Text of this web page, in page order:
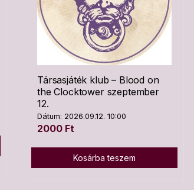
Társasjáték klub – Blood on
the Clocktower szeptember
12.
Dátum: 2026.09.12. 10:00
2000 Ft
Kosárba teszem